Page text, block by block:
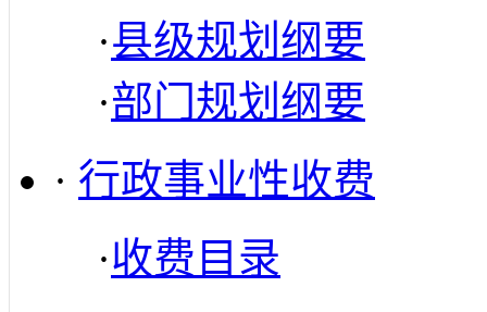
·县级规划纲要
·部门规划纲要
· 行政事业性收费
·收费目录